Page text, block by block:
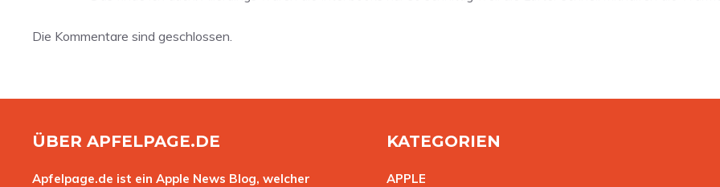
Die Kommentare sind geschlossen.
ÜBER APFELPAGE.DE
Apfelpage.de ist ein Apple News Blog, welcher
KATEGORIEN
APPLE